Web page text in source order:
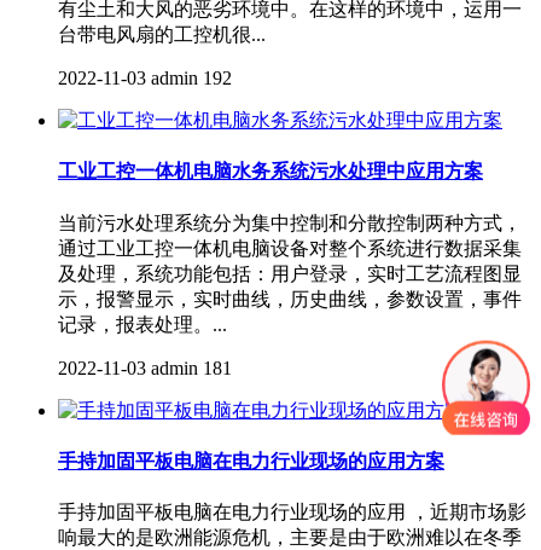
有尘土和大风的恶劣环境中。在这样的环境中，运用一
台带电风扇的工控机很...
2022-11-03 admin 192
工业工控一体机电脑水务系统污水处理中应用方案
当前污水处理系统分为集中控制和分散控制两种方式，
通过工业工控一体机电脑设备对整个系统进行数据采集
及处理，系统功能包括：用户登录，实时工艺流程图显
示，报警显示，实时曲线，历史曲线，参数设置，事件
记录，报表处理。...
2022-11-03 admin 181
手持加固平板电脑在电力行业现场的应用方案
手持加固平板电脑在电力行业现场的应用 ，近期市场影
响最大的是欧洲能源危机，主要是由于欧洲难以在冬季